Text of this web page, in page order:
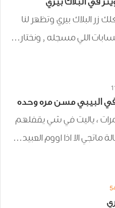
زر البلاك بيري وتظهر لنا
اللي مسجله , ونختار…
في البيبي مسن مره وحده
، ياليت في شي يقفلهم
ماتجي الا اذا اووم العبيد…